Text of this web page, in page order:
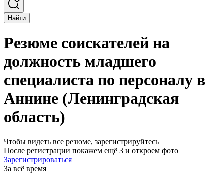
Найти
Резюме соискателей на
должность младшего
специалиста по персоналу в
Аннине (Ленинградская
область)
Чтобы видеть все резюме, зарегистрируйтесь
После регистрации покажем ещё 3 и откроем фото
Зарегистрироваться
За всё время